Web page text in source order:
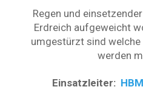
Regen und
Erdreich aufgeweicht
umgestürzt sind
werden
Einsatzleiter: